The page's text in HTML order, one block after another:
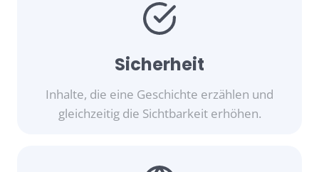
Sicherheit
Inhalte, die eine Geschichte erzählen und
gleichzeitig die Sichtbarkeit erhöhen.